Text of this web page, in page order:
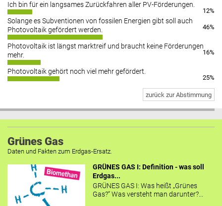
Ich bin für ein langsames Zurückfahren aller PV-Förderungen.
12%
Solange es Subventionen von fossilen Energien gibt soll auch
Photovoltaik gefördert werden.
46%
Photovoltaik ist längst marktreif und braucht keine Förderungen
mehr.
16%
Photovoltaik gehört noch viel mehr gefördert.
25%
zurück zur Abstimmung
Grünes Gas
Daten und Fakten zum Erdgas-Ersatz.
GRÜNES GAS I: Definition - was soll
Erdgas...
GRÜNES GAS I: Was heißt „Grünes
Gas?“ Was versteht man darunter?...